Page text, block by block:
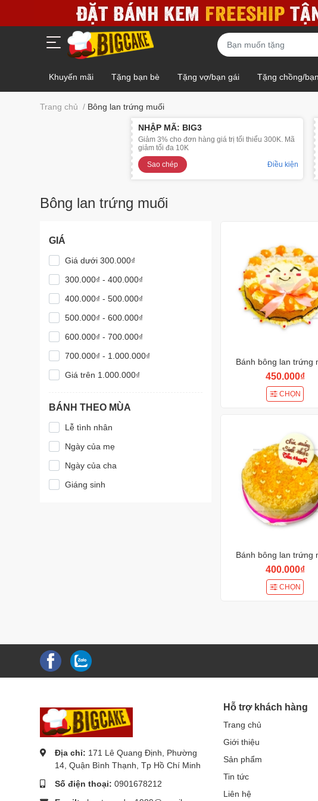
Khuyến mãi Tặng bạn bè Tặng vợ/bạn gái Tặng chồng/
Gấu bông - Socola - Giỏ trái cây
Trang chủ / Bông lan trứng muối
NHẬP MÃ: BIG3
Giảm 3% cho đơn hàng giá trị tối thiểu 300K. Mã
giảm tối đa 10K
Sao chép
Điều kiện
Bông lan trứng muối
GIÁ
Giá dưới 300.000₫
300.000₫ - 400.000₫
400.000₫ - 500.000₫
500.000₫ - 600.000₫
600.000₫ - 700.000₫
700.000₫ - 1.000.000₫
Giá trên 1.000.000₫
BÁNH THEO MÙA
Lễ tình nhân
Ngày của mẹ
Ngày của cha
Giáng sinh
Bánh bông lan trứng
BK146
450.000₫
CHỌN
Bánh bông lan trứng
BK141
400.000₫
CHỌN
Địa chỉ: 171 Lê Quang Định, Phường
14, Quận Bình Thạnh, Tp Hồ Chí Minh
Số điện thoại: 0901678212
Hỗ trợ khách hàng
Trang chủ
Giới thiệu
Sản phẩm
Tin tức
Liên hệ